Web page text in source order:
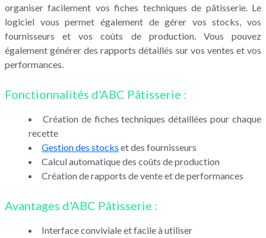
organiser facilement vos fiches techniques de pâtisserie. Le
logiciel vous permet également de gérer vos stocks, vos
fournisseurs et vos coûts de production. Vous pouvez
également générer des rapports détaillés sur vos ventes et vos
performances.
Fonctionnalités d'ABC Pâtisserie :
Création de fiches techniques détaillées pour chaque
recette
Gestion des stocks et des fournisseurs
Calcul automatique des coûts de production
Création de rapports de vente et de performances
Avantages d'ABC Pâtisserie :
Interface conviviale et facile à utiliser